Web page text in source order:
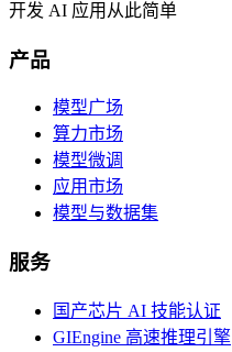
开发 AI 应用从此简单
产品
模型广场
算力市场
模型微调
应用市场
模型与数据集
服务
国产芯片 AI 技能认证
GIEngine 高速推理引擎